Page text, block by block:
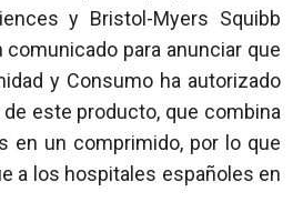
y Bristol-Myers Squibb
comunicado para anunciar que
y Consumo ha autorizado
este producto, que combina
en un comprimido, por lo que
a los hospitales españoles en